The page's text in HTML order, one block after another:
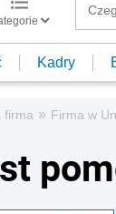
Kadry
firma » Firma w